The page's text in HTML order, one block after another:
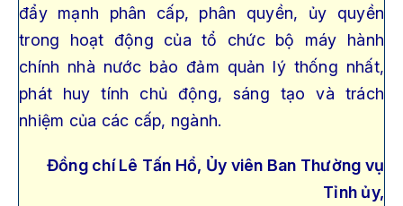
đẩy mạnh phân cấp, phân quyền, ủy quyền
trong hoạt động của tổ chức bộ máy hành
chính nhà nước bảo đảm quản lý thống nhất,
phát huy tính chủ động, sáng tạo và trách
nhiệm của các cấp, ngành.
Đồng chí Lê Tấn Hổ, Ủy viên Ban Thường vụ
Tỉnh ủy,